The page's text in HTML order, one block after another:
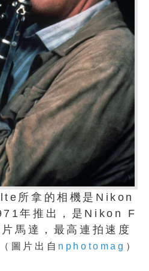
所拿的相機是Nikon
年推出，是Nikon F
馬達，最高連拍速度
（圖片出自 nphotomag ）